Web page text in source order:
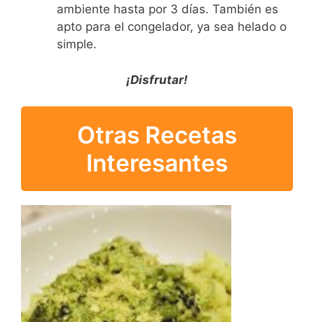
ambiente hasta por 3 días. También es
apto para el congelador, ya sea helado o
simple.
¡Disfrutar!
Otras Recetas
Interesantes